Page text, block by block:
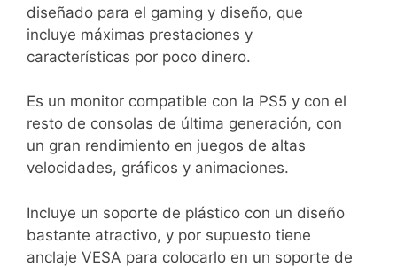
diseñado para el gaming y diseño, que
incluye máximas prestaciones y
características por poco dinero.
Es un monitor compatible con la PS5 y con el
resto de consolas de última generación, con
un gran rendimiento en juegos de altas
velocidades, gráficos y animaciones.
Incluye un soporte de plástico con un diseño
bastante atractivo, y por supuesto tiene
anclaje VESA para colocarlo en un soporte de